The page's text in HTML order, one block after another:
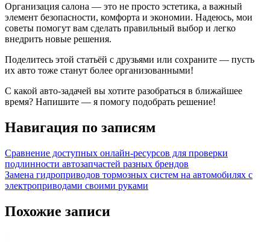
Организация салона — это не просто эстетика, а важный
элемент безопасности, комфорта и экономии. Надеюсь, мои
советы помогут вам сделать правильный выбор и легко
внедрить новые решения.
Поделитесь этой статьёй с друзьями или сохраните — пусть
их авто тоже станут более организованными!
С какой авто-задачей вы хотите разобраться в ближайшее
время? Напишите — я помогу подобрать решение!
Навигация по записям
Сравнение доступных онлайн-ресурсов для проверки
подлинности автозапчастей разных брендов
Замена гидроприводов тормозных систем на автомобилях с
электроприводами своими руками
Похожие записи